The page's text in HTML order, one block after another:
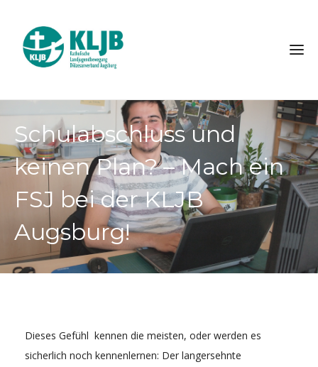
Schulabschluss und
keinen Plan? – Mach ein
FSJ bei der KLJB
Augsburg!
Dieses Gefühl kennen die meisten, oder werden es
sicherlich noch kennenlernen: Der langersehnte